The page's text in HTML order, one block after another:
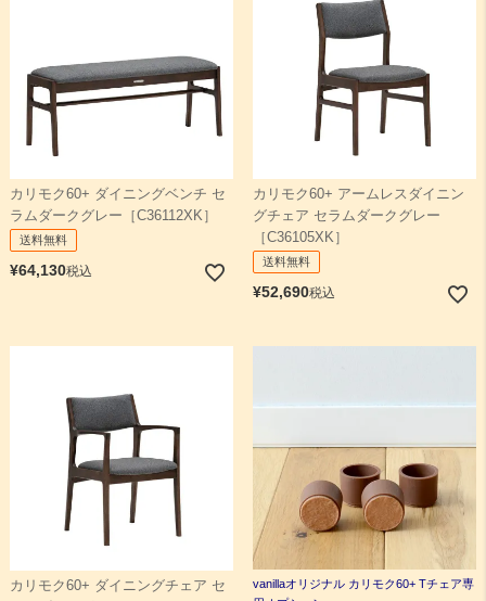
カリモク60+ ダイニングベンチ セ
ラムダークグレー［C36112XK］
送料無料
¥64,130税込
カリモク60+ アームレスダイニン
グチェア セラムダークグレー
［C36105XK］
送料無料
¥52,690税込
カリモク60+ ダイニングチェア セ
vanillaオリジナル カリモク60+ Tチェア専